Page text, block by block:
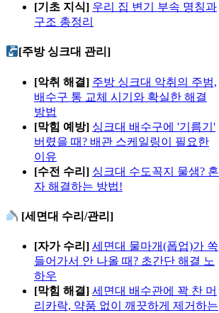
[기초 지식] 우리 집 변기 부속 명칭과
구조 총정리
[주방 싱크대 관리]
[악취 해결] 주방 싱크대 악취의 주범,
배수구 통 교체 시기와 확실한 해결
방법
[막힘 예방] 싱크대 배수구에 '기름기'
버렸을 때? 배관 스케일링이 필요한
이유
[수전 수리] 싱크대 수도꼭지 물샘? 혼
자 해결하는 방법!
[세면대 수리/관리]
[자가 수리] 세면대 물마개(폽업)가 쏙
들어가서 안 나올 때? 초간단 해결 노
하우
[막힘 해결] 세면대 배수관에 꽉 찬 머
리카락, 약품 없이 깨끗하게 제거하는